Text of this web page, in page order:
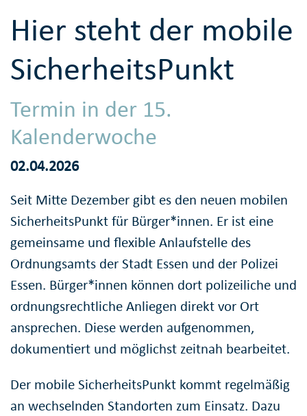
Hier steht der mobile
SicherheitsPunkt
Termin in der 15.
Kalenderwoche
02.04.2026
Seit Mitte Dezember gibt es den neuen mobilen
SicherheitsPunkt für Bürger*innen. Er ist eine
gemeinsame und flexible Anlaufstelle des
Ordnungsamts der Stadt Essen und der Polizei
Essen. Bürger*innen können dort polizeiliche und
ordnungsrechtliche Anliegen direkt vor Ort
ansprechen. Diese werden aufgenommen,
dokumentiert und möglichst zeitnah bearbeitet.
Der mobile SicherheitsPunkt kommt regelmäßig
an wechselnden Standorten zum Einsatz. Dazu